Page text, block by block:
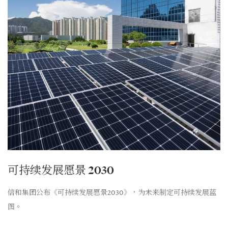
可持续发展愿景 2030
信和集团公布《可持续发展愿景2030》，为未来制定可持续发展蓝
图。